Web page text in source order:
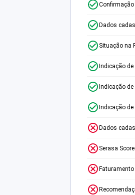
Confirmação
Dados
Situação na
Indicação
Indicação
Indicação
Dados
Serasa